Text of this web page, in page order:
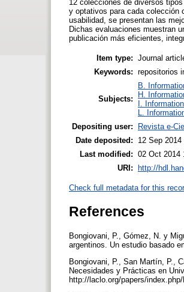
12 colecciones de diversos
y optativos para cada colección
usabilidad, se presentan las
Dichas evaluaciones muestran
publicación más eficientes,
Item type: Journal
Keywords: repositorios
Subjects:
B.
H.
I.
L.
Depositing user:
Revista e-
Date deposited:
12 Sep 2014
Last modified: 02 Oct 2014
URI:
http://
Check full metadata for this
References
Bongiovani, P., Gómez, N. y
argentinos. Un estudio basado
Bongiovani, P., San Martín, P.,
Necesidades y Prácticas en
http://laclo.org/papers/